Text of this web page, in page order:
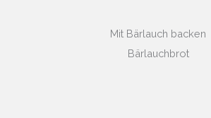
Mit Bärlauch backen
Bärlauchbrot